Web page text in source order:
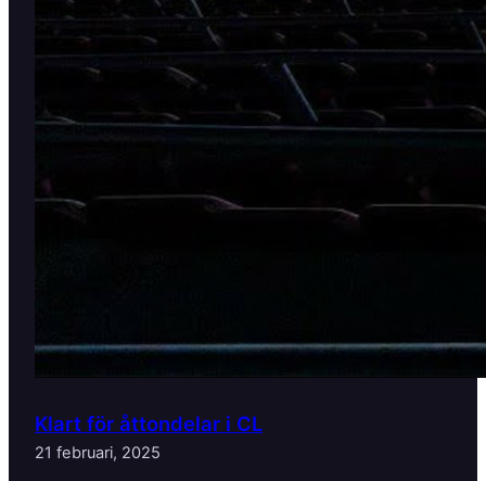
Klart för åttondelar i CL
21 februari, 2025